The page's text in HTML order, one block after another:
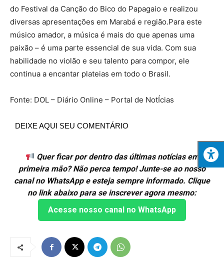
do Festival da Canção do Bico do Papagaio e realizou
diversas apresentações em Marabá e região.Para este
músico amador, a música é mais do que apenas uma
paixão – é uma parte essencial de sua vida. Com sua
habilidade no violão e seu talento para compor, ele
continua a encantar plateias em todo o Brasil.
Fonte: DOL – Diário Online – Portal de NotÍcias
DEIXE AQUI SEU COMENTÁRIO
Quer ficar por dentro das últimas notícias em
primeira mão? Não perca tempo! Junte-se ao nosso
canal no WhatsApp e esteja sempre informado. Clique
no link abaixo para se inscrever agora mesmo:
Acesse nosso canal no WhatsApp